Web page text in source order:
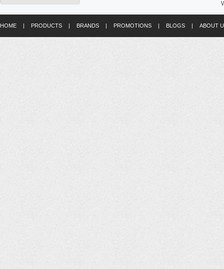
HOME | PRODUCTS | BRANDS | PROMOTIONS | BLOGS | ABOUT